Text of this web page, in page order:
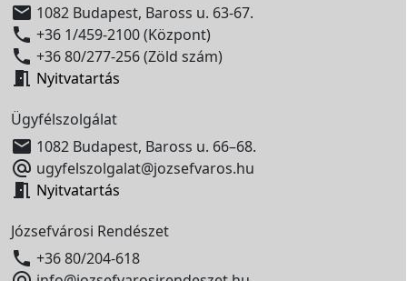
 1082 Budapest, Baross u. 63-67.
 +36 1/459-2100 (Központ)
 +36 80/277-256 (Zöld szám)
 Nyitvatartás
Ügyfélszolgálat
 1082 Budapest, Baross u. 66–68.
 ugyfelszolgalat@jozsefvaros.hu
 Nyitvatartás
Józsefvárosi Rendészet
 +36 80/204-618